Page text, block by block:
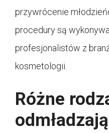
przywrócenie
procedury są
profesjonalistów z
kosmetologii.
Różne